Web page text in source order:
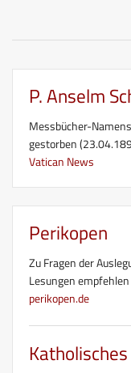
P. Anselm
Messbücher-
gestorben
Vatican News
Perikopen
Zu Fragen der
Lesungen
perikopen.de